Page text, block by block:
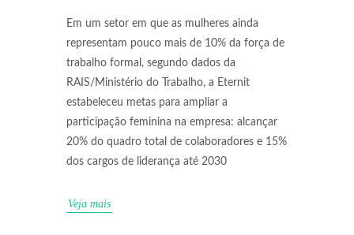
Em um setor em que as mulheres ainda
representam pouco mais de 10% da força de
trabalho formal, segundo dados da
RAIS/Ministério do Trabalho, a Eternit
estabeleceu metas para ampliar a
participação feminina na empresa: alcançar
20% do quadro total de colaboradores e 15%
dos cargos de liderança até 2030
Veja mais